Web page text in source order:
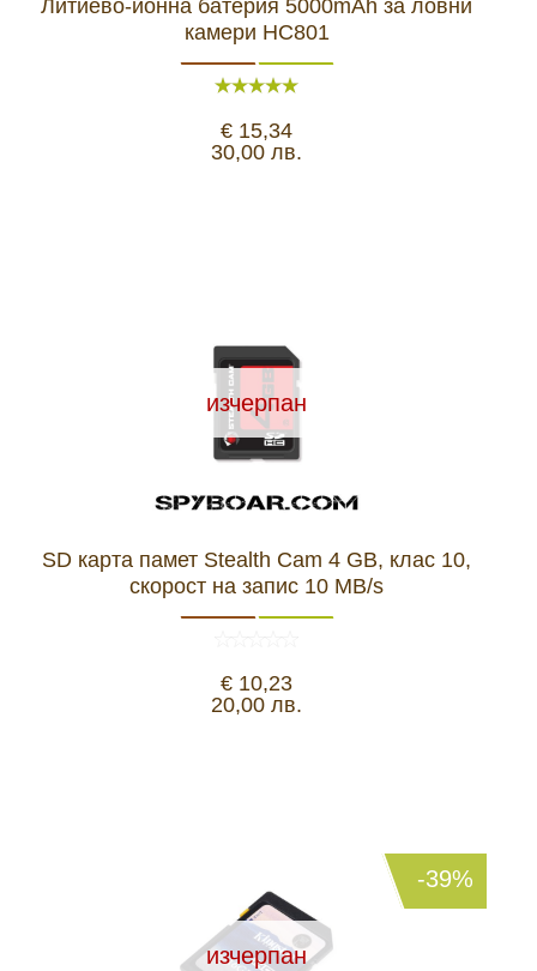
Литиево-йонна батерия 5000mAh за ловни
камери HC801
€ 15,34
30,00 лв.
изчерпан
SD карта памет Stealth Cam 4 GB, клас 10,
скорост на запис 10 MB/s
€ 10,23
20,00 лв.
-39%
изчерпан